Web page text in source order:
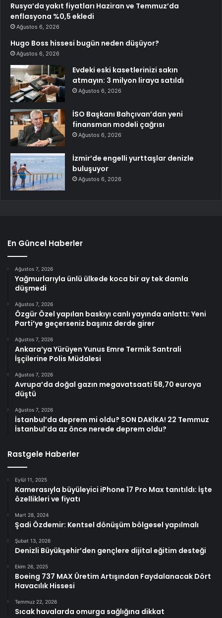
Rusya’da yakıt fiyatları Haziran ve Temmuz’da
enflasyona %0,5 ekledi
Ağustos 6, 2026
Hugo Boss hissesi bugün neden düşüyor?
Ağustos 6, 2026
Evdeki eski kasetlerinizi sakın
atmayın: 3 milyon liraya satıldı
Ağustos 6, 2026
İSO Başkanı Bahçıvan’dan yeni
finansman modeli çağrısı
Ağustos 6, 2026
İzmir’de engelli yurttaşlar denizle
buluşuyor
Ağustos 6, 2026
En Güncel Haberler
Ağustos 7, 2026
Yağmurlarıyla ünlü ülkede koca bir ay tek damla
düşmedi
Ağustos 7, 2026
Özgür Özel yapılan baskıyı canlı yayında anlattı: Yeni
Parti’ye geçerseniz başınız derde girer
Ağustos 7, 2026
Ankara’ya Yürüyen Yunus Emre Termik Santrali
İşçilerine Polis Müdalesi
Ağustos 7, 2026
Avrupa’da doğal gazın megavatsaati 58,70 euroya
düştü
Ağustos 7, 2026
İstanbul’da deprem mi oldu? SON DAKİKA! 22 Temmuz
İstanbul’da az önce nerede deprem oldu?
Rastgele Haberler
Eylül 11, 2025
Kamerasıyla büyüleyici iPhone 17 Pro Max tanıtıldı: İşte
özellikleri ve fiyatı
Mart 28, 2024
Şadi Özdemir: Kentsel dönüşüm bölgesel yapılmalı
Şubat 13, 2026
Denizli Büyükşehir’den gençlere dijital eğitim desteği
Ekim 26, 2025
Boeing 737 MAX Üretim Artışından Faydalanacak Dört
Havacılık Hissesi
Temmuz 22, 2026
Sıcak havalarda omurga sağlığına dikkat